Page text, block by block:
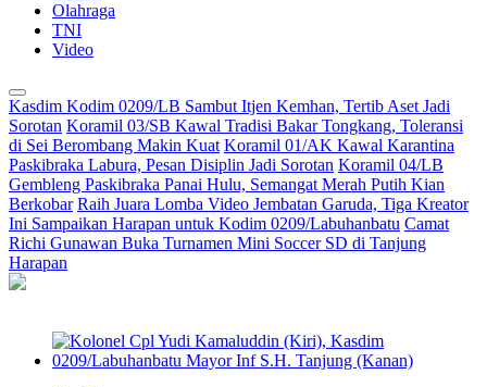
Olahraga
TNI
Video
Kasdim Kodim 0209/LB Sambut Itjen Kemhan, Tertib Aset Jadi
Sorotan Koramil 03/SB Kawal Tradisi Bakar Tongkang, Toleransi
di Sei Berombang Makin Kuat Koramil 01/AK Kawal Karantina
Paskibraka Labura, Pesan Disiplin Jadi Sorotan Koramil 04/LB
Gembleng Paskibraka Panai Hulu, Semangat Merah Putih Kian
Berkobar Raih Juara Lomba Video Jembatan Garuda, Tiga Kreator
Ini Sampaikan Harapan untuk Kodim 0209/Labuhanbatu Camat
Richi Gunawan Buka Turnamen Mini Soccer SD di Tanjung
Harapan